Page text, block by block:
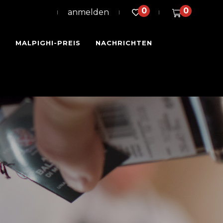
anmelden 0 0
MALPIGHI-PREIS NACHRICHTEN